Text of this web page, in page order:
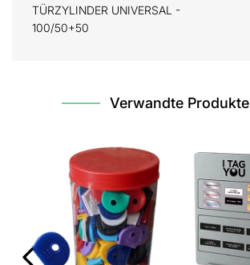
TÜRZYLINDER UNIVERSAL -
100/50+50
Verwandte Produkte